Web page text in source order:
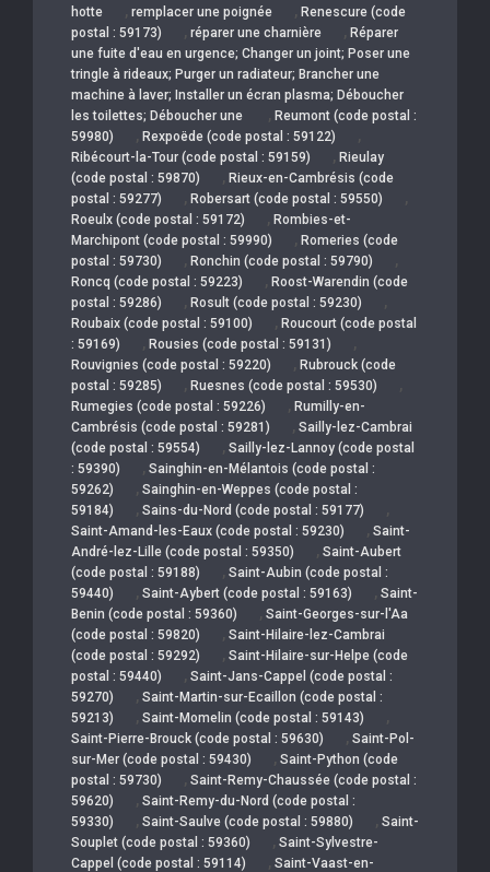
hotte
, remplacer une poignée , Renescure (code
postal : 59173)
, réparer une charnière , Réparer
une fuite d'eau en urgence; Changer un joint; Poser une
tringle à rideaux; Purger un radiateur; Brancher une
machine à laver; Installer un écran plasma; Déboucher
les toilettes; Déboucher une
, Reumont (code postal :
59980)
, Rexpoëde (code postal : 59122) ,
Ribécourt-la-Tour (code postal : 59159) , Rieulay
(code postal : 59870)
, Rieux-en-Cambrésis (code
postal : 59277)
, Robersart (code postal : 59550) ,
Roeulx (code postal : 59172) , Rombies-et-
Marchipont (code postal : 59990)
, Romeries (code
postal : 59730)
, Ronchin (code postal : 59790) ,
Roncq (code postal : 59223) , Roost-Warendin (code
postal : 59286)
, Rosult (code postal : 59230) ,
Roubaix (code postal : 59100) , Roucourt (code postal
: 59169)
, Rousies (code postal : 59131) ,
Rouvignies (code postal : 59220) , Rubrouck (code
postal : 59285)
, Ruesnes (code postal : 59530) ,
Rumegies (code postal : 59226) , Rumilly-en-
Cambrésis (code postal : 59281)
, Sailly-lez-Cambrai
(code postal : 59554)
, Sailly-lez-Lannoy (code postal
: 59390)
, Sainghin-en-Mélantois (code postal :
59262)
, Sainghin-en-Weppes (code postal :
59184)
, Sains-du-Nord (code postal : 59177) ,
Saint-Amand-les-Eaux (code postal : 59230) , Saint-
André-lez-Lille (code postal : 59350)
, Saint-Aubert
(code postal : 59188)
, Saint-Aubin (code postal :
59440)
, Saint-Aybert (code postal : 59163) , Saint-
Benin (code postal : 59360)
, Saint-Georges-sur-l'Aa
(code postal : 59820)
, Saint-Hilaire-lez-Cambrai
(code postal : 59292)
, Saint-Hilaire-sur-Helpe (code
postal : 59440)
, Saint-Jans-Cappel (code postal :
59270)
, Saint-Martin-sur-Ecaillon (code postal :
59213)
, Saint-Momelin (code postal : 59143) ,
Saint-Pierre-Brouck (code postal : 59630) , Saint-Pol-
sur-Mer (code postal : 59430)
, Saint-Python (code
postal : 59730)
, Saint-Remy-Chaussée (code postal :
59620)
, Saint-Remy-du-Nord (code postal :
59330)
, Saint-Saulve (code postal : 59880) , Saint-
Souplet (code postal : 59360)
, Saint-Sylvestre-
Cappel (code postal : 59114)
, Saint-Vaast-en-